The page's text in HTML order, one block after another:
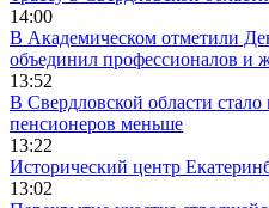
14:00
В Академическом отметили
объединил профессионалов и
13:52
В Свердловской области
пенсионеров меньше
13:22
Исторический центр
13:02